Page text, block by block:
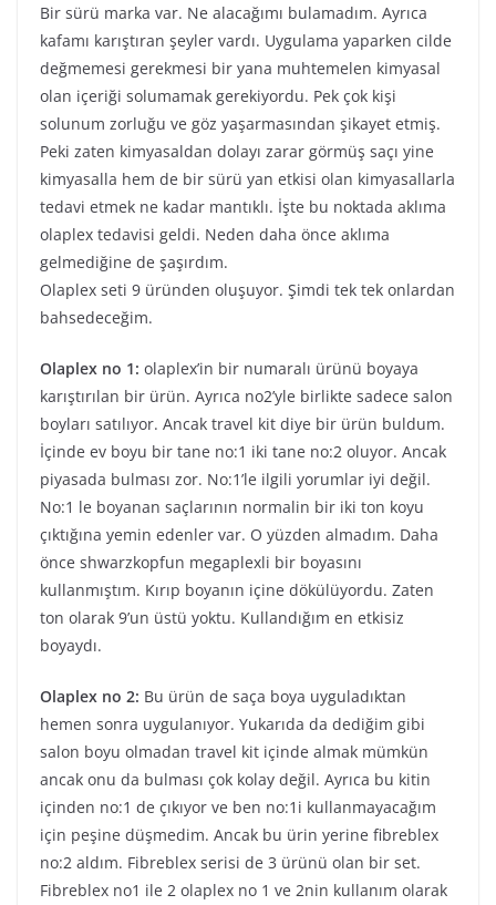
Bir sürü marka var. Ne alacağımı bulamadım. Ayrıca
kafamı karıştıran şeyler vardı. Uygulama yaparken cilde
değmemesi gerekmesi bir yana muhtemelen kimyasal
olan içeriği solumamak gerekiyordu. Pek çok kişi
solunum zorluğu ve göz yaşarmasından şikayet etmiş.
Peki zaten kimyasaldan dolayı zarar görmüş saçı yine
kimyasalla hem de bir sürü yan etkisi olan kimyasallarla
tedavi etmek ne kadar mantıklı. İşte bu noktada aklıma
olaplex tedavisi geldi. Neden daha önce aklıma
gelmediğine de şaşırdım.
Olaplex seti 9 üründen oluşuyor. Şimdi tek tek onlardan
bahsedeceğim.
Olaplex no 1: olaplex’in bir numaralı ürünü boyaya
karıştırılan bir ürün. Ayrıca no2’yle birlikte sadece salon
boyları satılıyor. Ancak travel kit diye bir ürün buldum.
İçinde ev boyu bir tane no:1 iki tane no:2 oluyor. Ancak
piyasada bulması zor. No:1’le ilgili yorumlar iyi değil.
No:1 le boyanan saçlarının normalin bir iki ton koyu
çıktığına yemin edenler var. O yüzden almadım. Daha
önce shwarzkopfun megaplexli bir boyasını
kullanmıştım. Kırıp boyanın içine dökülüyordu. Zaten
ton olarak 9’un üstü yoktu. Kullandığım en etkisiz
boyaydı.
Olaplex no 2: Bu ürün de saça boya uyguladıktan
hemen sonra uygulanıyor. Yukarıda da dediğim gibi
salon boyu olmadan travel kit içinde almak mümkün
ancak onu da bulması çok kolay değil. Ayrıca bu kitin
içinden no:1 de çıkıyor ve ben no:1i kullanmayacağım
için peşine düşmedim. Ancak bu ürin yerine fibreblex
no:2 aldım. Fibreblex serisi de 3 ürünü olan bir set.
Fibreblex no1 ile 2 olaplex no 1 ve 2nin kullanım olarak